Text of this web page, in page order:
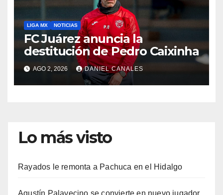
LIGA MX NOTICIAS
FC Juárez anuncia la
destitución de Pedro Caixinha
AGO 2, 2026 DANIEL CANALES
Lo más visto
Rayados le remonta a Pachuca en el Hidalgo
Agustín Palavecino se convierte en nuevo jugador